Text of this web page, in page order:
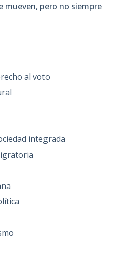
mueven, pero no siempre
al voto
integrada